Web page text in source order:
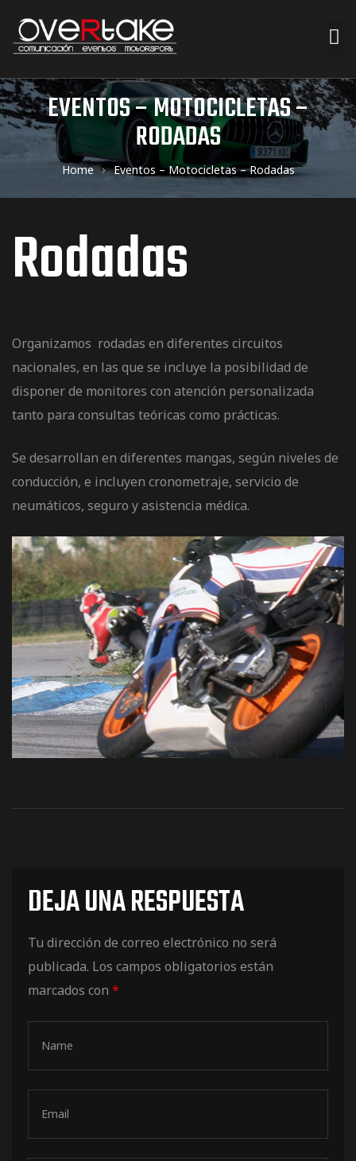
EVENTOS – MOTOCICLETAS –
RODADAS
Home Eventos – Motocicletas – Rodadas
Rodadas
Organizamos rodadas en diferentes circuitos
nacionales, en las que se incluye la posibilidad de
disponer de monitores con atención personalizada
tanto para consultas teóricas como prácticas.
Se desarrollan en diferentes mangas, según niveles de
conducción, e incluyen cronometraje, servicio de
neumáticos, seguro y asistencia médica.
DEJA UNA RESPUESTA
Tu dirección de correo electrónico no será
publicada. Los campos obligatorios están
marcados con *
Racing
Series
pista